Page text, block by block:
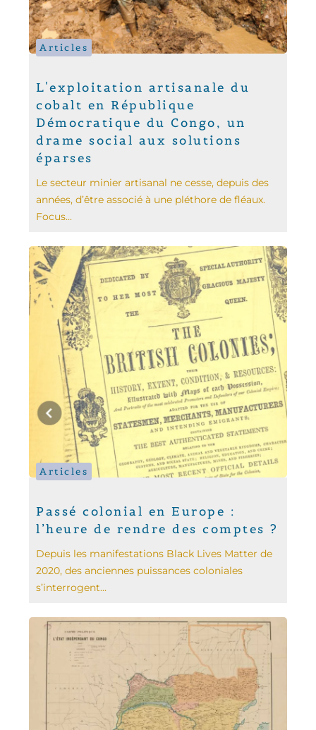
Articles
L'exploitation artisanale du
cobalt en République
Démocratique du Congo, un
drame social aux solutions
éparses
Le secteur minier artisanal ne cesse, depuis des
années, d’être associé à une pléthore de fléaux.
Focus...
Articles
Passé colonial en Europe :
l’heure de rendre des comptes ?
Depuis les manifestations Black Lives Matter de
2020, des anciennes puissances coloniales
s’interrogent...